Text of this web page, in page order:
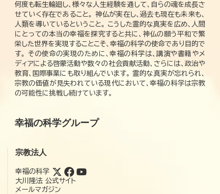
何度も転生輪廻し、様々な人生経験を通して、自らの魂を成長さ
せていく存在であること。 神仏が実在し、過去も現在も未来も、
人類を導いているということ。 こうした霊的な真実を広め、人間
にとっての本当の幸福を探究すると共に、神仏の願う平和で繁
栄した世界を実現することこそ、幸福の科学の使命であり目的で
す。 その使命の実現のために、幸福の科学は、講演や書籍やメ
ディアによる啓蒙活動や数々の社会貢献活動、さらには、政治や
教育、国際事業にも取り組んでいます。 霊的な真実が忘れられ、
宗教の価値が見失われている現代において、幸福の科学は宗教
の可能性に挑戦し続けています。
幸福の科学グループ
宗教法人
幸福の科学
大川隆法 公式サイト
メールマガジン